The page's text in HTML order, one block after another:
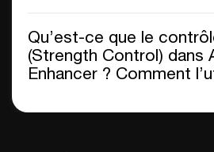
Qu’est-ce que le
(Strength Control) dans
Enhancer ? Comment